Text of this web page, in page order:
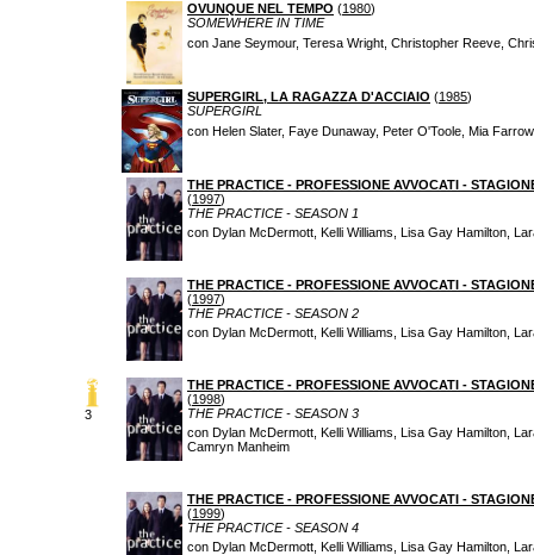
OVUNQUE NEL TEMPO (1980)
SOMEWHERE IN TIME
con Jane Seymour, Teresa Wright, Christopher Reeve,
SUPERGIRL, LA RAGAZZA D'ACCIAIO (1985)
SUPERGIRL
con Helen Slater, Faye Dunaway, Peter O'Toole, Mia Farrow
THE PRACTICE - PROFESSIONE AVVOCATI -
(1997)
THE PRACTICE - SEASON 1
con Dylan McDermott, Kelli Williams, Lisa Gay Hamilton,
THE PRACTICE - PROFESSIONE AVVOCATI -
(1997)
THE PRACTICE - SEASON 2
con Dylan McDermott, Kelli Williams, Lisa Gay Hamilton,
3
THE PRACTICE - PROFESSIONE AVVOCATI -
(1998)
THE PRACTICE - SEASON 3
con Dylan McDermott, Kelli Williams, Lisa Gay Hamilton,
Camryn Manheim
THE PRACTICE - PROFESSIONE AVVOCATI -
(1999)
THE PRACTICE - SEASON 4
con Dylan McDermott, Kelli Williams, Lisa Gay Hamilton,